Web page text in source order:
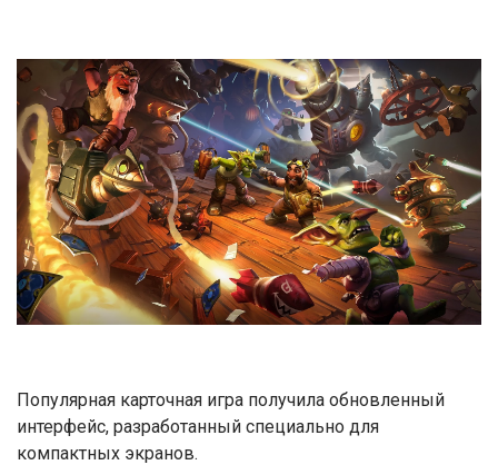
Популярная карточная игра получила обновленный
интерфейс, разработанный специально для
компактных экранов.